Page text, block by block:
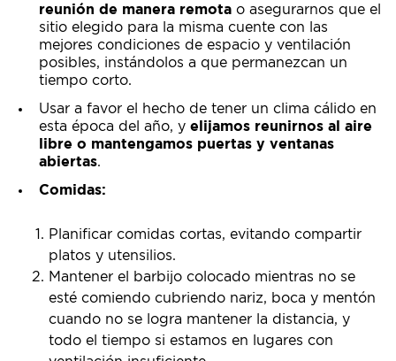
reunión de manera remota o asegurarnos que el
sitio elegido para la misma cuente con las
mejores condiciones de espacio y ventilación
posibles, instándolos a que permanezcan un
tiempo corto.
Usar a favor el hecho de tener un clima cálido en
esta época del año, y elijamos reunirnos al aire
libre o mantengamos puertas y ventanas
abiertas.
Comidas:
Planificar comidas cortas, evitando compartir
platos y utensilios.
Mantener el barbijo colocado mientras no se
esté comiendo cubriendo nariz, boca y mentón
cuando no se logra mantener la distancia, y
todo el tiempo si estamos en lugares con